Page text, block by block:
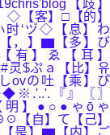
【歧】
【客】□【的】
‘ヅ◇【息】わ
，】▆【多】び
有】ゑ【耳】
$ぷａ【比】유
ovの吐【乘】ぴ
『』〖〗
明】●○●ゃōゃ
自】て【己】
是】▆【内】ご